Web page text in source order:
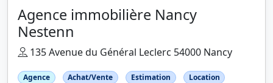
Agence immobilière Nancy
Nestenn
135 Avenue du Général Leclerc 54000 Nancy
Agence Achat/Vente Estimation
Location